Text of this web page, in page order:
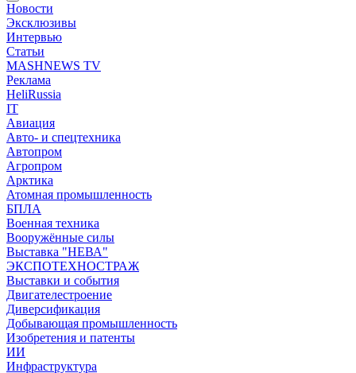
Новости
Эксклюзивы
Интервью
Статьи
MASHNEWS TV
Реклама
HeliRussia
IT
Авиация
Авто- и спецтехника
Автопром
Агропром
Арктика
Атомная промышленность
БПЛА
Военная техника
Вооружённые силы
Выставка "НЕВА"
ЭКСПОТЕХНОСТРАЖ
Выставки и события
Двигателестроение
Диверсификация
Добывающая промышленность
Изобретения и патенты
ИИ
Инфраструктура